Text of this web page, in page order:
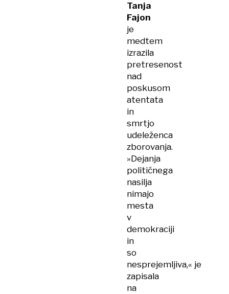
Tanja
Fajon
je
medtem
izrazila
pretresenost
nad
poskusom
atentata
in
smrtjo
udeleženca
zborovanja.
»Dejanja
političnega
nasilja
nimajo
mesta
v
demokraciji
in
so
nesprejemljiva,« je
zapisala
na